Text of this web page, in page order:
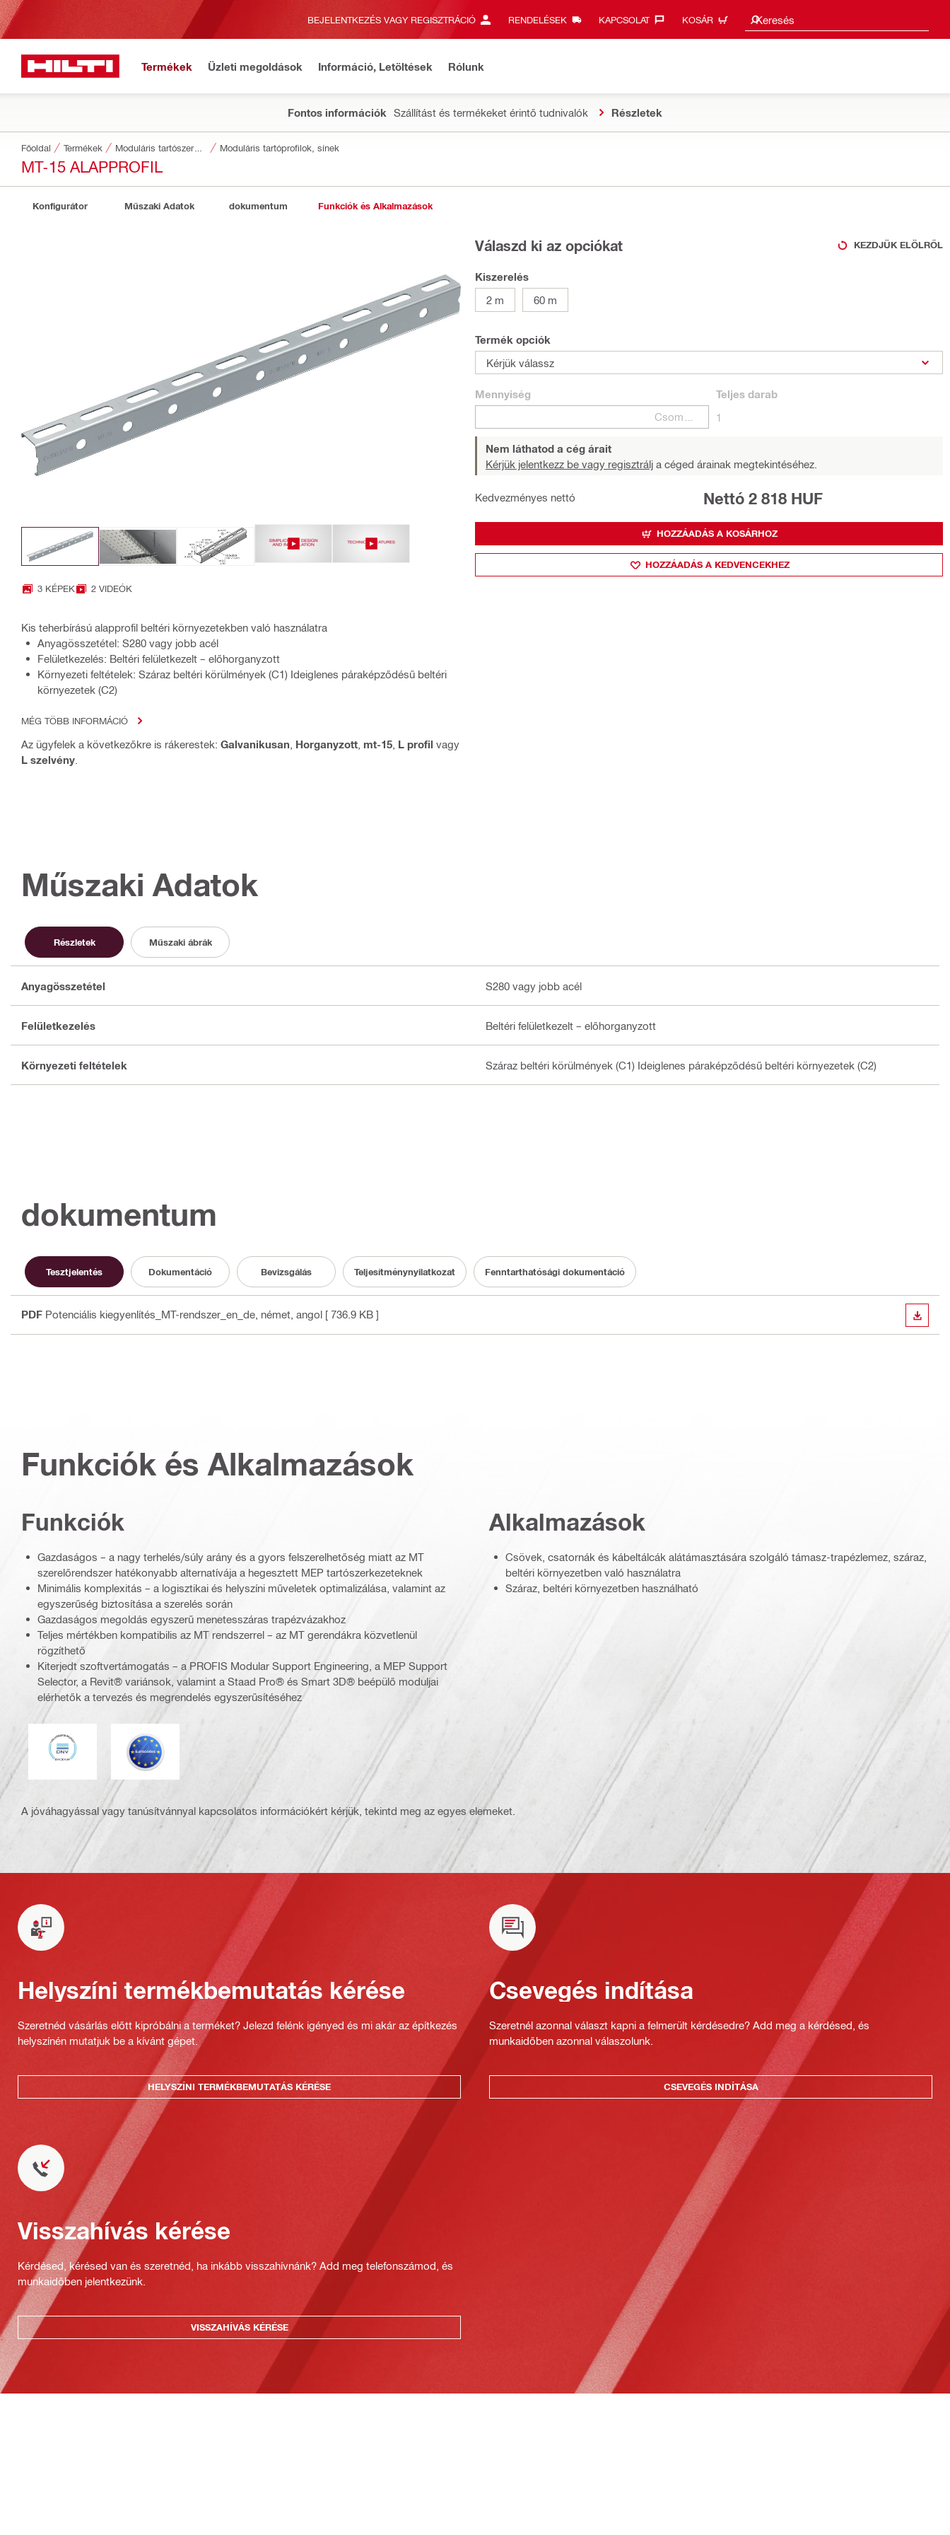
BEJELENTKEZÉS VAGY REGISZTRÁCIÓ RENDELÉSEK KAPCSOLAT‎ KOSÁR Keresés
Keresési javaslatok
Termékek Üzleti megoldások Információ, Letöltések Rólunk
Fontos információk Szállítást és termékeket érintő tudnivalók Részletek
Főoldal Termékek Moduláris tartószerkezetek Moduláris tartóprofilok, sínek
MT-15 ALAPPROFIL
Konfigurátor Műszaki Adatok dokumentum Funkciók és Alkalmazások
3 KÉPEK 2 VIDEÓK
Kis teherbírású alapprofil beltéri környezetekben való használatra
Anyagösszetétel: S280 vagy jobb acél
Felületkezelés: Beltéri felületkezelt – előhorganyzott
Környezeti feltételek: Száraz beltéri körülmények (C1) Ideiglenes páraképződésű beltéri
környezetek (C2)
MÉG TÖBB INFORMÁCIÓ
Az ügyfelek a következőkre is rákerestek: Galvanikusan Horganyzott mt-15 L profil vagy
L szelvény
Válaszd ki az opciókat KEZDJÜK ELÖLRŐL
Kiszerelés
2 m
60 m
Termék opciók
Kérjük válassz
Mennyiség
Teljes darab
1
Nem láthatod a cég árait
Kérjük jelentkezz be vagy regisztrálj a céged árainak megtekintéséhez.
Kedvezményes nettó Nettó 2 818 HUF
HOZZÁADÁS A KOSÁRHOZ
HOZZÁADÁS A KEDVENCEKHEZ
Műszaki Adatok
Részletek Műszaki ábrák
Anyagösszetétel S280 vagy jobb acél
Felületkezelés Beltéri felületkezelt – előhorganyzott
Környezeti feltételek Száraz beltéri körülmények (C1) Ideiglenes páraképződésű beltéri környezetek (C2)
dokumentum
Tesztjelentés Dokumentáció Bevizsgálás Teljesítménynyilatkozat Fenntarthatósági dokumentáció
PDF Potenciális kiegyenlítés_MT-rendszer_en_de , német, angol [ 736.9 KB ]
Funkciók és Alkalmazások
Funkciók
Gazdaságos – a nagy terhelés/súly arány és a gyors felszerelhetőség miatt az MT
szerelőrendszer hatékonyabb alternatívája a hegesztett MEP tartószerkezeteknek
Minimális komplexitás – a logisztikai és helyszíni műveletek optimalizálása, valamint az
egyszerűség biztosítása a szerelés során
Gazdaságos megoldás egyszerű menetesszáras trapézvázakhoz
Teljes mértékben kompatibilis az MT rendszerrel – az MT gerendákra közvetlenül
rögzíthető
Kiterjedt szoftvertámogatás – a PROFIS Modular Support Engineering, a MEP Support
Selector, a Revit® variánsok, valamint a Staad Pro® és Smart 3D® beépülő moduljai
elérhetők a tervezés és megrendelés egyszerűsítéséhez
DNV Eurocode
Alkalmazások
Csövek, csatornák és kábeltálcák alátámasztására szolgáló támasz-trapézlemez, száraz,
beltéri környezetben való használatra
Száraz, beltéri környezetben használható
A jóváhagyással vagy tanúsítvánnyal kapcsolatos információkért kérjük, tekintd meg az egyes elemeket.
Helyszíni termékbemutatás kérése
Szeretnéd vásárlás előtt kipróbálni a terméket? Jelezd felénk igényed és mi akár az építkezés
helyszínén mutatjuk be a kívánt gépet.
HELYSZÍNI TERMÉKBEMUTATÁS KÉRÉSE
Csevegés indítása
Szeretnél azonnal választ kapni a felmerült kérdésedre? Add meg a kérdésed, és
munkaidőben azonnal válaszolunk.
CSEVEGÉS INDÍTÁSA
Visszahívás kérése
Kérdésed, kérésed van és szeretnéd, ha inkább visszahívnánk? Add meg telefonszámod, és
munkaidőben jelentkezünk.
VISSZAHÍVÁS KÉRÉSE